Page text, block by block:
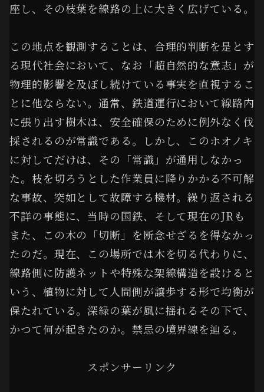
座し、その枝葉を線路の上に大きく広げている。
この地点を観測することは、合理的判断を是とす
る現代社会において、なお「超自然的な意志」が
物理的影響を及ぼし続けている事実を直視するこ
とに他ならない。通常、鉄道運行において線路内
に張り出す樹木は、安全確保のために例外なく伐
採されるのが常識である。しかし、このホオノキ
に対してだけは、その「常識」が通用しなかっ
た。枝を切ろうとした作業員に降りかかる不可解
な事故、突如として故障する機材。繰り返される
不詳の事態に、当時の国鉄、そして現在のJRも
また、この木の「切断」を断念せざるを得なかっ
たのだ。現在、この場所では木を切る代わりに、
線路側に防護ネットや特殊な架線構造を設けると
いう、植物に対して人間側が譲歩する形で均衡が
保たれている。深緑の葉が風に揺れるその下で、
かつて何が起きたのか。禁忌の境界線を辿る。
スポンサーリンク